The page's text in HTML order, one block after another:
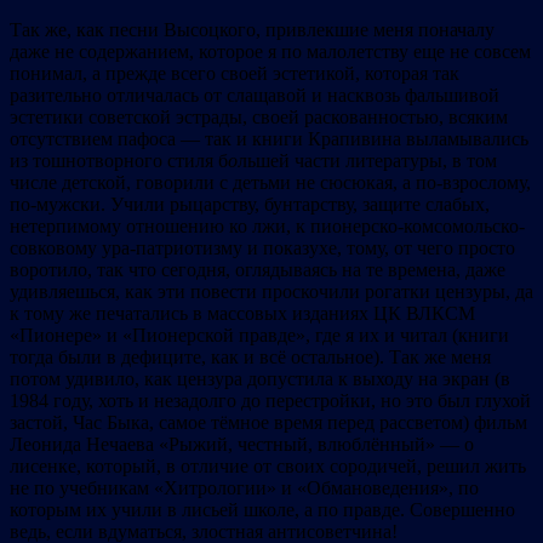
Так же, как песни Высоцкого, привлекшие меня поначалу
даже не содержанием, которое я по малолетству еще не совсем
понимал, а прежде всего своей эстетикой, которая так
разительно отличалась от слащавой и насквозь фальшивой
эстетики советской эстрады, своей раскованностью, всяким
отсутствием пафоса — так и книги Крапивина выламывались
из тошнотворного стиля большей части литературы, в том
числе детской, говорили с детьми не сюсюкая, а по-взрослому,
по-мужски. Учили рыцарству, бунтарству, защите слабых,
нетерпимому отношению ко лжи, к пионерско-комсомольско-
совковому ура-патриотизму и показухе, тому, от чего просто
воротило, так что сегодня, оглядываясь на те времена, даже
удивляешься, как эти повести проскочили рогатки цензуры, да
к тому же печатались в массовых изданиях ЦК ВЛКСМ
«Пионере» и «Пионерской правде», где я их и читал (книги
тогда были в дефиците, как и всё остальное). Так же меня
потом удивило, как цензура допустила к выходу на экран (в
1984 году, хоть и незадолго до перестройки, но это был глухой
застой, Час Быка, самое тёмное время перед рассветом) фильм
Леонида Нечаева «Рыжий, честный, влюблённый» — о
лисенке, который, в отличие от своих сородичей, решил жить
не по учебникам «Хитрологии» и «Обмановедения», по
которым их учили в лисьей школе, а по правде. Совершенно
ведь, если вдуматься, злостная антисоветчина!